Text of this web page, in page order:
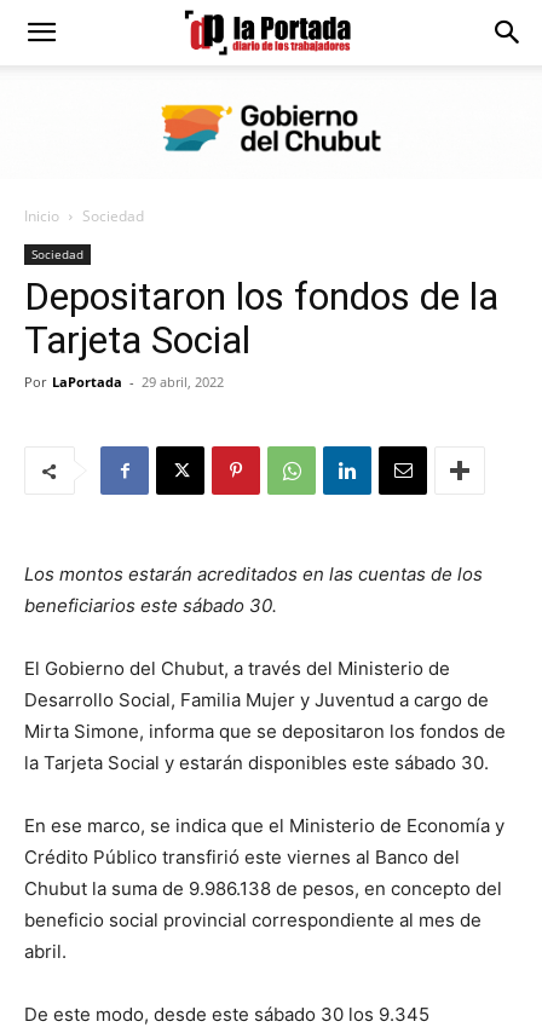
Diario
Portada
Inicio Sociedad
Sociedad
Depositaron los fondos de la
Tarjeta Social
Por LaPortada - 29 abril, 2022
Los montos estarán acreditados en las cuentas de los
beneficiarios este sábado 30.
El Gobierno del Chubut, a través del Ministerio de
Desarrollo Social, Familia Mujer y Juventud a cargo de
Mirta Simone, informa que se depositaron los fondos de
la Tarjeta Social y estarán disponibles este sábado 30.
En ese marco, se indica que el Ministerio de Economía y
Crédito Público transfirió este viernes al Banco del
Chubut la suma de 9.986.138 de pesos, en concepto del
beneficio social provincial correspondiente al mes de
abril.
De este modo, desde este sábado 30 los 9.345